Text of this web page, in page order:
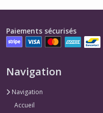
Paiements sécurisés
Navigation
Navigation
Accueil